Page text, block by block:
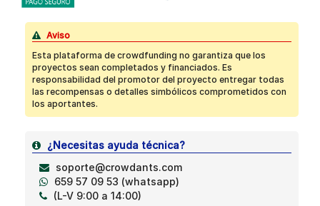
Aviso
Esta plataforma de crowdfunding no garantiza que los
proyectos sean completados y financiados. Es
responsabilidad del promotor del proyecto entregar todas
las recompensas o detalles simbólicos comprometidos con
los aportantes.
¿Necesitas ayuda técnica?
soporte@crowdants.com
659 57 09 53 (whatsapp)
(L-V 9:00 a 14:00)